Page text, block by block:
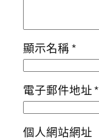
顯示名稱*
電子郵件地址*
個人網站網址